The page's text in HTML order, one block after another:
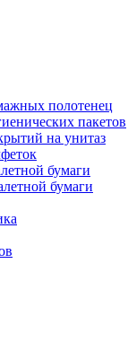
полотенец
пакетов
на унитаз
бумаги
бумаги